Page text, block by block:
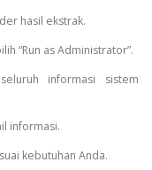
hasil ekstrak.
“Run as Administrator”.
informasi sistem
informasi.
kebutuhan Anda.